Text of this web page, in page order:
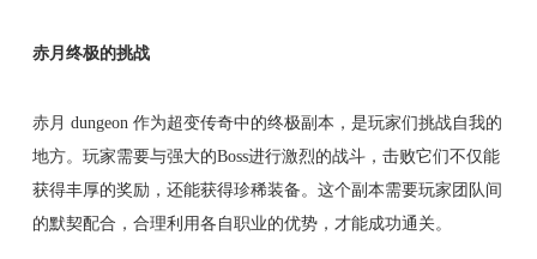
赤月终极的挑战
赤月 dungeon 作为超变传奇中的终极副本，是玩家们挑战自我的
地方。玩家需要与强大的Boss进行激烈的战斗，击败它们不仅能
获得丰厚的奖励，还能获得珍稀装备。这个副本需要玩家团队间
的默契配合，合理利用各自职业的优势，才能成功通关。